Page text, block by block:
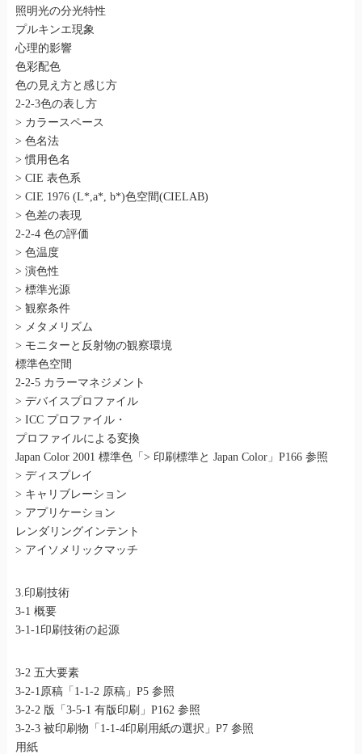
照明光の分光特性
プルキンエ現象
心理的影響
色彩配色
色の見え方と感じ方
2-2-3色の表し方
> カラースペース
> 色名法
> 慣用色名
> CIE 表色系
> CIE 1976 (L*,a*, b*)色空間(CIELAB)
> 色差の表現
2-2-4 色の評価
> 色温度
> 演色性
> 標準光源
> 観察条件
> メタメリズム
> モニターと反射物の観察環境
標準色空間
2-2-5 カラーマネジメント
> デバイスプロファイル
> ICC プロファイル・
プロファイルによる変換
Japan Color 2001 標準色「> 印刷標準と Japan Color」P166 参照
> ディスプレイ
> キャリブレーション
> アプリケーション
レンダリングインテント
> アイソメリックマッチ
3.印刷技術
3-1 概要
3-1-1印刷技術の起源
3-2 五大要素
3-2-1原稿「1-1-2 原稿」P5 参照
3-2-2 版「3-5-1 有版印刷」P162 参照
3-2-3 被印刷物「1-1-4印刷用紙の選択」P7 参照
用紙